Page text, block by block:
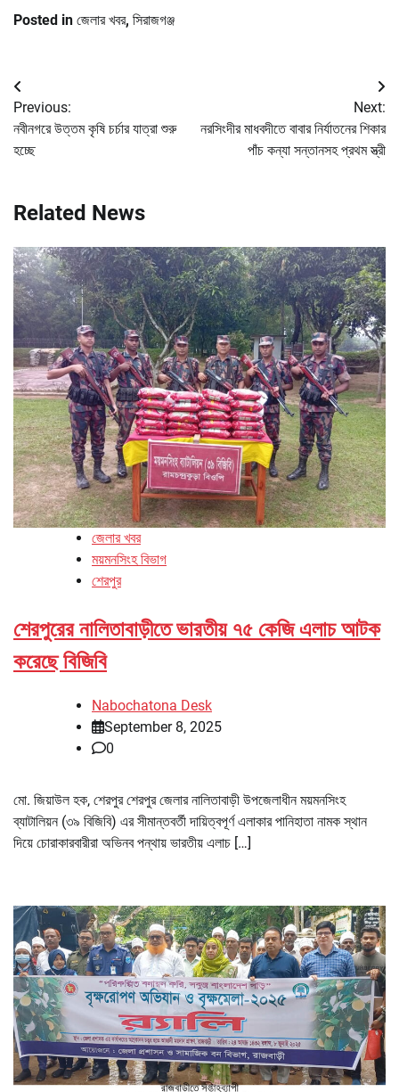
Posted in জেলার খবর, সিরাজগঞ্জ
Post
navigation
Previous:
নবীনগরে উত্তম কৃষি চর্চার যাত্রা শুরু
হচ্ছে
Next:
নরসিংদীর মাধবদীতে বাবার নির্যাতনের শিকার
পাঁচ কন্যা সন্তানসহ প্রথম স্ত্রী
Related News
জেলার খবর
ময়মনসিংহ বিভাগ
শেরপুর
শেরপুরের নালিতাবাড়ীতে ভারতীয় ৭৫ কেজি এলাচ আটক
করেছে বিজিবি
Nabochatona Desk
September 8, 2025
0
মো. জিয়াউল হক, শেরপুর শেরপুর জেলার নালিতাবাড়ী উপজেলাধীন ময়মনসিংহ
ব্যাটালিয়ন (৩৯ বিজিবি) এর সীমান্তবর্তী দায়িত্বপূর্ণ এলাকার পানিহাতা নামক স্থান
দিয়ে চোরাকারবারীরা অভিনব পন্থায় ভারতীয় এলাচ […]